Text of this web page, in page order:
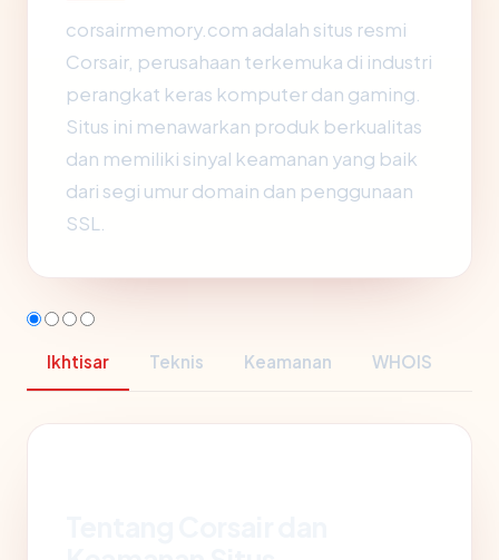
corsairmemory.com adalah situs resmi
Corsair, perusahaan terkemuka di industri
perangkat keras komputer dan gaming.
Situs ini menawarkan produk berkualitas
dan memiliki sinyal keamanan yang baik
dari segi umur domain dan penggunaan
SSL.
Ikhtisar Teknis Keamanan WHOIS